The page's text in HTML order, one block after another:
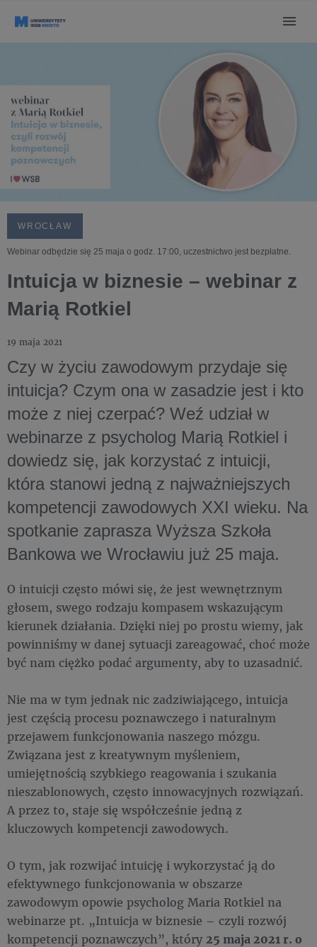
WROCŁAW
Webinar odbędzie się 25 maja o godz. 17:00, uczestnictwo jest bezpłatne.
Intuicja w biznesie – webinar z
Marią Rotkiel
19 maja 2021
Czy w życiu zawodowym przydaje się
intuicja? Czym ona w zasadzie jest i kto
może z niej czerpać? Weź udział w
webinarze z psycholog Marią Rotkiel i
dowiedz się, jak korzystać z intuicji,
która stanowi jedną z najważniejszych
kompetencji zawodowych XXI wieku. Na
spotkanie zaprasza Wyższa Szkoła
Bankowa we Wrocławiu już 25 maja.
O intuicji często mówi się, że jest wewnętrznym
głosem, swego rodzaju kompasem wskazującym
kierunek działania. Dzięki niej po prostu wiemy, jak
powinniśmy w danej sytuacji zareagować, choć może
być nam ciężko podać argumenty, aby to uzasadnić.
Nie ma w tym jednak nic zadziwiającego, intuicja
jest częścią procesu poznawczego i naturalnym
przejawem funkcjonowania naszego mózgu.
Związana jest z kreatywnym myśleniem,
umiejętnością szybkiego reagowania i szukania
nieszablonowych, często innowacyjnych rozwiązań.
A przez to, staje się współcześnie jedną z
kluczowych kompetencji zawodowych.
O tym, jak rozwijać intuicję i wykorzystać ją do
efektywnego funkcjonowania w obszarze
zawodowym opowie psycholog Maria Rotkiel na
webinarze pt. „Intuicja w biznesie – czyli rozwój
kompetencji poznawczych”, który 25 maja 2021 r. o